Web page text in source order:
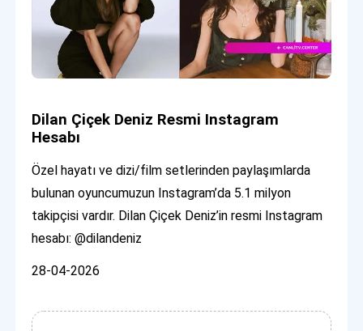
Dilan Çiçek Deniz Resmi Instagram
Hesabı
Özel hayatı ve dizi/film setlerinden paylaşımlarda
bulunan oyuncumuzun Instagram’da 5.1 milyon
takipçisi vardır. Dilan Çiçek Deniz’in resmi Instagram
hesabı: @dilandeniz
28-04-2026